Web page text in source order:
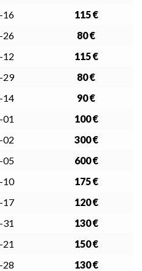
16
115 €
26
80 €
12
115 €
29
80 €
14
90 €
01
100 €
02
300 €
05
600 €
10
175 €
17
120 €
31
130 €
21
150 €
28
130 €